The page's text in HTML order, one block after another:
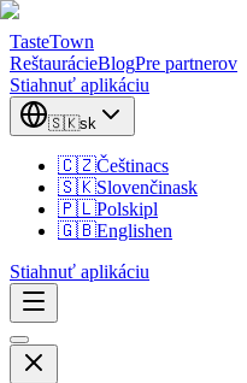
TasteTown
ReštaurácieBlogPre partnerov
Stiahnuť aplikáciu
🇸🇰sk
🇨🇿Češtinacs
🇸🇰Slovenčinask
🇵🇱Polskipl
🇬🇧Englishen
Stiahnuť aplikáciu